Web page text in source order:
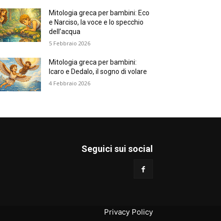
Mitologia greca per bambini: Eco
e Narciso, la voce e lo specchio
dell’acqua
5 Febbraio 2026
Mitologia greca per bambini:
Icaro e Dedalo, il sogno di volare
4 Febbraio 2026
Seguici sui social
Privacy Policy